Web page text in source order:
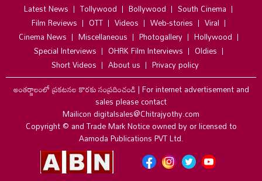
Latest News Tollywood Bollywood
South Cinema
Film Reviews
OTT Videos Web-stories
Viral
Cinema News
Miscellaneous Photogallery
Hollywood
Special Interviews
OHRK Film Interviews
Oldies
Short Videos
About us
Privacy policy
అంతర్జాలంలో ప్రకటనల కొరకు సంప్రదించండి|For internet advertisement and
sales please contact
Mailicon digitalsales@Chitrajyothy.com
Copyright © and Trade Mark Notice owned by or licensed to
Aamoda Publications PVT Ltd.